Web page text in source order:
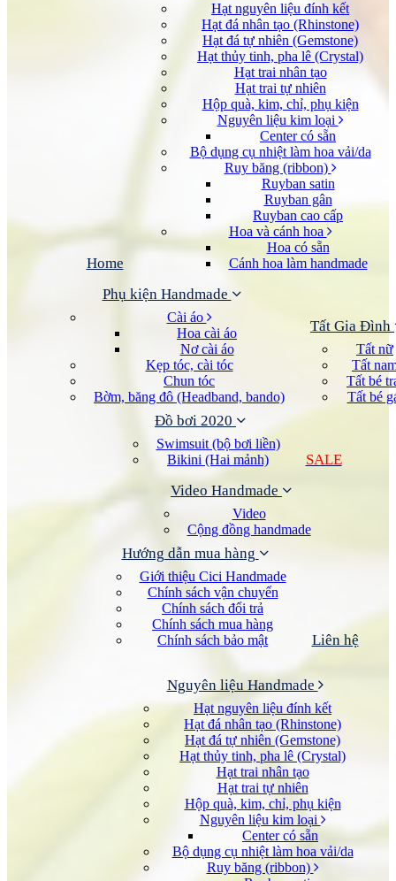
Home
Hạt nguyên liệu đính kết
Hạt đá nhân tạo (Rhinstone)
Hạt đá tự nhiên (Gemstone)
Hạt thủy tinh, pha lê (Crystal)
Hạt trai nhân tạo
Hạt trai tự nhiên
Hộp quà, kim, chỉ, phụ kiện
Nguyên liệu kim loại
Center có sẵn
Bộ dụng cụ nhiệt làm hoa vải/da
Ruy băng (ribbon)
Ruyban satin
Ruyban gân
Ruyban cao cấp
Hoa và cánh hoa
Hoa có sẵn
Cánh hoa làm handmade
Phụ kiện Handmade
Cài áo
Hoa cài áo
Nơ cài áo
Kẹp tóc, cài tóc
Chun tóc
Bờm, băng đô (Headband, bando)
Tất Gia Đình
Tất nữ
Tất
Tất bé
Tất bé
Đồ bơi 2020
Swimsuit (bộ bơi liền)
Bikini (Hai mảnh)
SALE
Video Handmade
Video
Cộng đồng handmade
Hướng dẫn mua hàng
Giới thiệu Cici Handmade
Chính sách vận chuyển
Chính sách đổi trả
Chính sách mua hàng
Chính sách bảo mật
Liên hệ
Nguyên liệu Handmade
Hạt nguyên liệu đính kết
Hạt đá nhân tạo (Rhinstone)
Hạt đá tự nhiên (Gemstone)
Hạt thủy tinh, pha lê (Crystal)
Hạt trai nhân tạo
Hạt trai tự nhiên
Hộp quà, kim, chỉ, phụ kiện
Nguyên liệu kim loại
Center có sẵn
Bộ dụng cụ nhiệt làm hoa vải/da
Ruy băng (ribbon)